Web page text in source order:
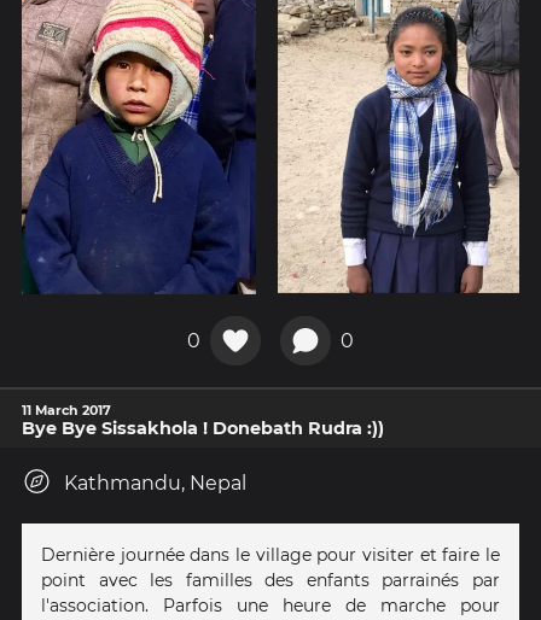
0 0
11 March 2017
Bye Bye Sissakhola ! Donebath Rudra :))
Kathmandu, Nepal
Dernière journée dans le village pour visiter et faire le
point avec les familles des enfants parrainés par
l'association. Parfois une heure de marche pour